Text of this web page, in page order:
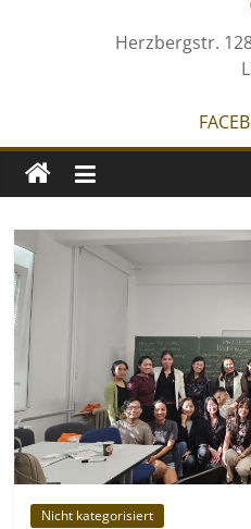
Herzbergstr.
Nicht kategorisiert